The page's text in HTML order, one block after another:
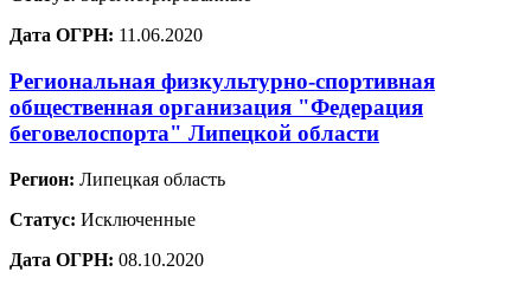
Дата ОГРН: 11.06.2020
Региональная физкультурно-спортивная
общественная организация "Федерация
беговелоспорта" Липецкой области
Регион: Липецкая область
Статус: Исключенные
Дата ОГРН: 08.10.2020